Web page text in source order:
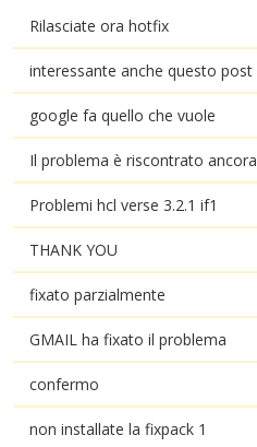
Rilasciate ora hotfix
interessante anche questo post
google fa quello che vuole
Il problema è riscontrato
Problemi hcl verse 3.2.1 if1
THANK YOU
fixato parzialmente
GMAIL ha fixato il problema
confermo
non installate la fixpack 1